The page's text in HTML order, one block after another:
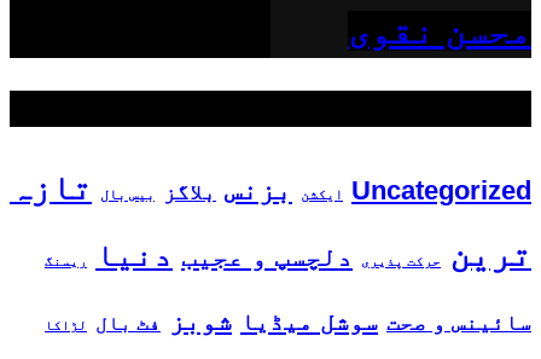
محسن نقوی
Uncategorized ایکشن بزنس بلاگز بیس بال
تازہ
ترین
حرکت پذیری دلچسپ و عجیب دنیا ریسنگ
سائینس و صحت سوشل میڈیا شوبز فٹ بال لڑاکا